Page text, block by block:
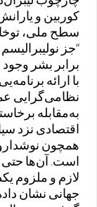
کوربین و
سطح ملی،
“جز
برابر بشر وجود
با ارائه
نظامی‌گرایی
به‌مقابله
اقتصادی نزد
همچون
است. آن‌ها حتی
لازم و ملزوم
جهانی نشان